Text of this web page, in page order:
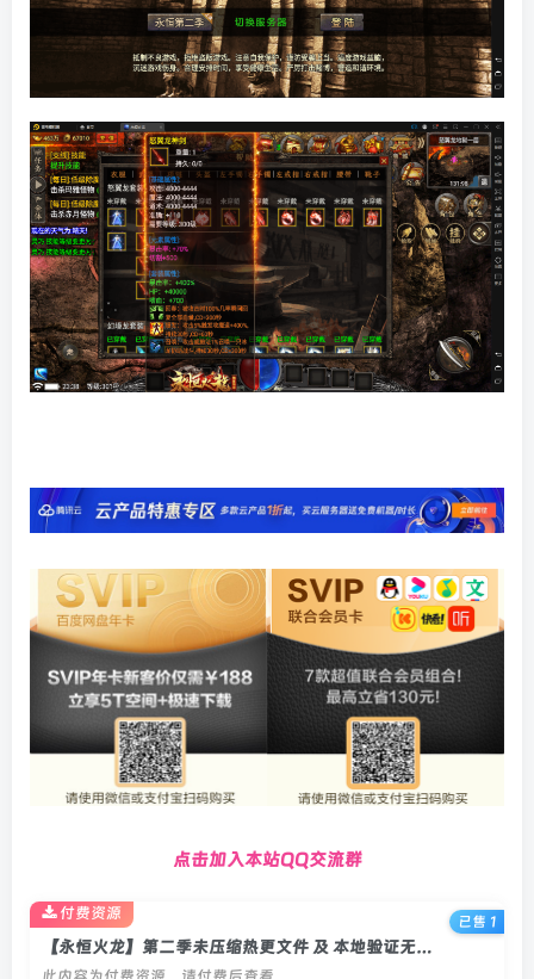
点击加入本站QQ交流群
【永恒火龙】第二季未压缩热更文件 及 本地验证无加密+教程
付费资源
已售 1